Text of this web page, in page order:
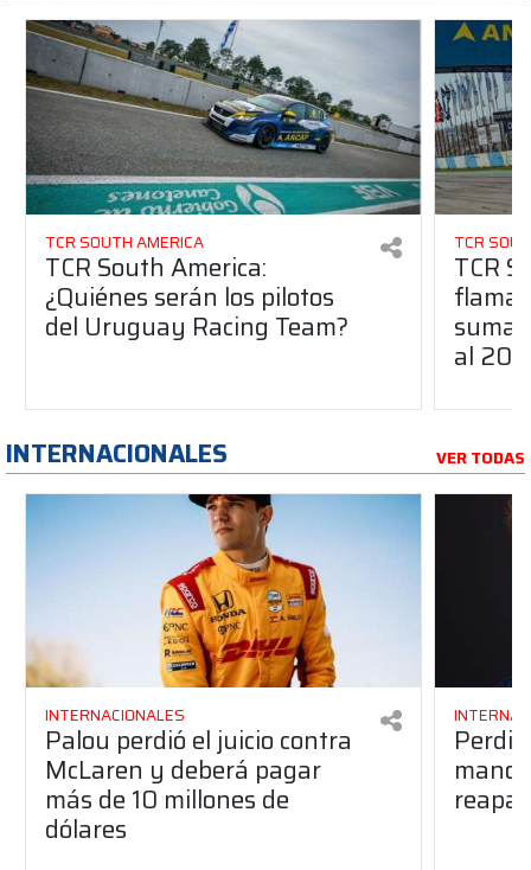
TCR SOUTH AMERICA
TCR South America:
¿Quiénes serán los pilotos
del Uruguay Racing Team?
TCR
TCR
suma
al
INTERNACIONALES VER TODAS
INTERNACIONALES
Palou perdió el juicio contra
McLaren y deberá pagar
más de 10 millones de
dólares